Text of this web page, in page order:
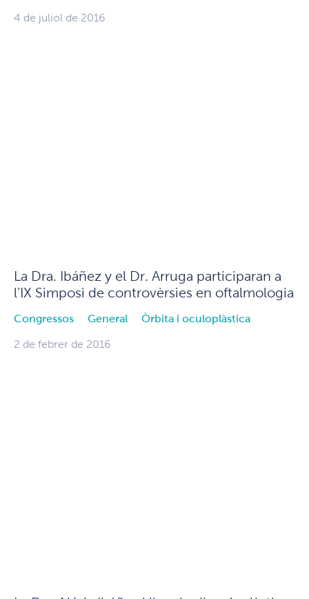
4 de juliol de 2016
La Dra. Ibáñez y el Dr. Arruga participaran a
l’IX Simposi de controvèrsies en oftalmologia
Congressos General Òrbita i oculoplàstica
2 de febrer de 2016